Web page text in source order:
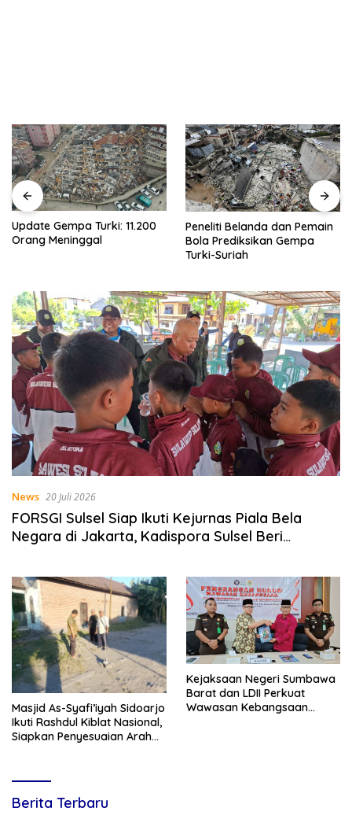
Update Gempa Turki: 11.200
Orang Meninggal
Peneliti Belanda dan Pemain
Bola Prediksikan Gempa
Turki-Suriah
News 20 Juli 2026
FORSGI Sulsel Siap Ikuti Kejurnas Piala Bela
Negara di Jakarta, Kadispora Sulsel Beri
Masjid As-Syafi’iyah Sidoarjo
Ikuti Rashdul Kiblat Nasional,
Siapkan Penyesuaian Arah
Kejaksaan Negeri Sumbawa
Barat dan LDII Perkuat
Wawasan Kebangsaan
Lines
Berita Terbaru